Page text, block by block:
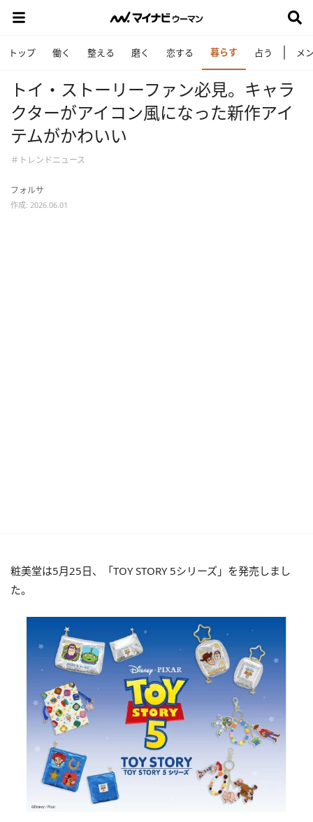
トップ 働く 整える 磨く 恋する 暮らす 占う メ
トイ・ストーリーファン必見。キャラ
クターがアイコン風になった新作アイ
テムがかわいい
＃トレンドニュース
フォルサ
作成: 2026.06.01
粧美堂は5月25日、「TOY STORY 5シリーズ」を発売しまし
た。